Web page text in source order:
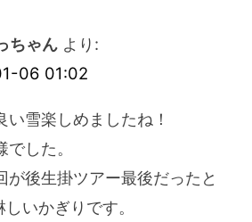
ちゃん より:
06 01:02
い雪楽しめましたね！
でした。
が後生掛ツアー最後だったと
いかぎりです。